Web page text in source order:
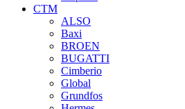
СТМ
ALSO
Baxi
BROEN
BUGATTI
Cimberio
Global
Grundfos